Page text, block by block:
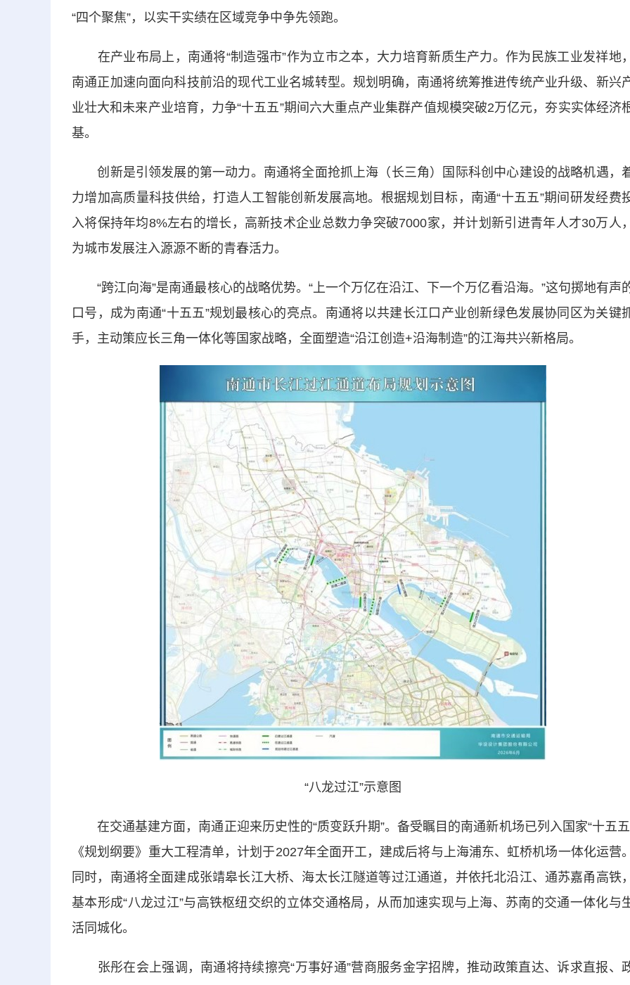
“四个聚焦”，以实干实绩在区域竞争中争先领跑。
在产业布局上，南通将“制造强市”作为立市之本，大力培育新质生产力。作为民族工业发祥地
南通正加速向面向科技前沿的现代工业名城转型。规划明确，南通将统筹推进传统产业升级、新兴
业壮大和未来产业培育，力争“十五五”期间六大重点产业集群产值规模突破2万亿元，夯实实体经济
基。
创新是引领发展的第一动力。南通将全面抢抓上海（长三角）国际科创中心建设的战略机遇，
力增加高质量科技供给，打造人工智能创新发展高地。根据规划目标，南通“十五五”期间研发经费
入将保持年均8%左右的增长，高新技术企业总数力争突破7000家，并计划新引进青年人才30万人
为城市发展注入源源不断的青春活力。
“跨江向海”是南通最核心的战略优势。“上一个万亿在沿江、下一个万亿看沿海。”这句掷地有声
口号，成为南通“十五五”规划最核心的亮点。南通将以共建长江口产业创新绿色发展协同区为关键
手，主动策应长三角一体化等国家战略，全面塑造“沿江创造+沿海制造”的江海共兴新格局。
“八龙过江”示意图
在交通基建方面，南通正迎来历史性的“质变跃升期”。备受瞩目的南通新机场已列入国家“十五五
《规划纲要》重大工程清单，计划于2027年全面开工，建成后将与上海浦东、虹桥机场一体化运营
同时，南通将全面建成张靖皋长江大桥、海太长江隧道等过江通道，并依托北沿江、通苏嘉甬高铁
基本形成“八龙过江”与高铁枢纽交织的立体交通格局，从而加速实现与上海、苏南的交通一体化与
活同城化。
张彤在会上强调，南通将持续擦亮“万事好通”营商服务金字招牌，推动政策直达、诉求直报、